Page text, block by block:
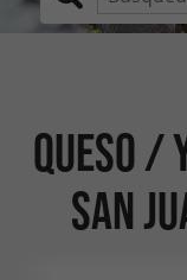
Queso /
San